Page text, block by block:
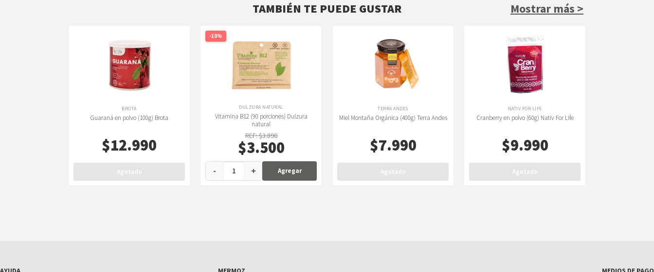
TAMBIÉN TE PUEDE GUSTAR Mostrar más >
BROTA
Guaraná en polvo (100g) Brota
$12.990
Agotado
-10%
DULZURA NATURAL
Vitamina B12 (90 porciones) Dulzura
natural
REF: $3.890
$3.500
- + Agregar
TERRA ANDES
Miel Montaña Orgánica (400g) Terra Andes
$7.990
Agotado
NATIV FOR LIFE
Cranberry en polvo (60g) Nativ For Life
$9.990
Agotado